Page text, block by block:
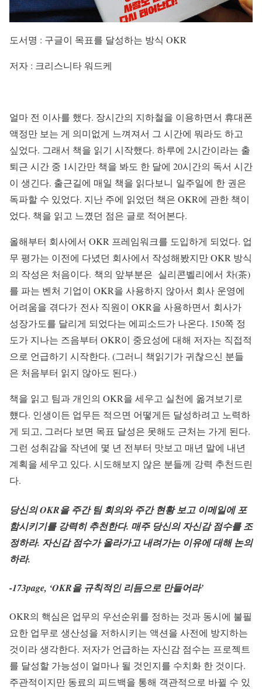
도서명 : 구글이 목표를 달성하는 방식 OKR
저자 : 크리스니타 워드케
얼마 전 이사를 했다. 장시간의 지하철을 이용하면서 휴대폰
액정만 보는 게 의미없게 느껴져서 그 시간에 뭐라도 하고
싶었다. 그래서 책을 읽기 시작했다. 하루에 2시간이라는 출
퇴근 시간 중 1시간만 책을 봐도 한 달에 20시간의 독서 시간
이 생긴다. 출근길에 매일 책을 읽다보니 일주일에 한 권은
독파할 수 있었다. 지난 주에 읽었던 책은 OKR에 관한 책이
었다. 책을 읽고 느꼈던 점은 글로 적어본다.
올해부터 회사에서 OKR 프레임워크를 도입하게 되었다. 업
무 평가는 이전에 다녔던 회사에서 작성해봤지만 OKR 방식
의 작성은 처음이다. 책의 앞부분은 실리콘벨리에서 차(茶)
를 파는 벤처 기업이 OKR을 사용하지 않아서 회사 운영에
어려움을 겪다가 전사 직원이 OKR을 사용하면서 회사가
성장가도를 달리게 되었다는 에피소드가 나온다. 150쪽 정
도가 지나는 즈음부터 OKR이 중요성에 대해 저자는 직접적
으로 언급하기 시작한다. (그러니 책읽기가 귀찮으신 분들
은 처음부터 읽지 않아도 된다.)
책을 읽고 팀과 개인의 OKR을 세우고 실천에 옮겨보기로
헀다. 인생이든 업무든 적으면 어떻게든 달성하려고 노력하
게 되고, 그러다 보면 목표 달성은 못해도 근처는 가게 된다.
그런 성취감을 작년에 몇 년 전부터 맛보고 매년 말에 내년
계획을 세우고 있다. 시도해보지 않은 분들께 강력 추천드린
다.
당신의 OKR을 주간 팀 회의와 주간 현황 보고 이메일에 포
함시키기를 강력히 추천한다. 매주 당신의 자신감 점수를 조
정하라. 자신감 점수가 올라가고 내려가는 이유에 대해 논의
하라.
-173page, ‘OKR을 규칙적인 리듬으로 만들어라’
OKR의 핵심은 업무의 우선순위를 정하는 것과 동시에 불필
요한 업무로 생산성을 저하시키는 액션을 사전에 방지하는
것이라 생각한다. 저자가 언급하는 자신감 점수는 프로젝트
를 달성할 가능성이 얼마나 될 것인지를 수치화 한 것이다.
주관적이지만 동료의 피드백을 통해 객관적으로 바뀔 수 있